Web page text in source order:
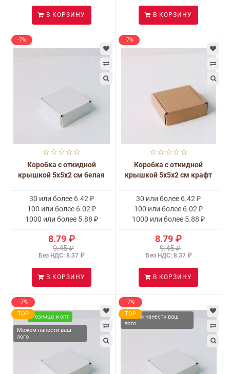
В КОРЗИНУ В КОРЗИНУ
-7%
Коробка с откидной
крышкой 5x5x2 см белая
30 или более 6.42 ₽
100 или более 6.02 ₽
1000 или более 5.88 ₽
8.79 ₽
9.45 ₽
Без НДС: 8.37 ₽
В КОРЗИНУ
-7%
Коробка с откидной
крышкой 5x5x2 см крафт
30 или более 6.42 ₽
100 или более 6.02 ₽
1000 или более 5.88 ₽
8.79 ₽
9.45 ₽
Без НДС: 8.37 ₽
В КОРЗИНУ
Розница и опт
Можем нанести ваш
лого
-7%
TOP
Можем нанести ваш
лого
-7%
TOP